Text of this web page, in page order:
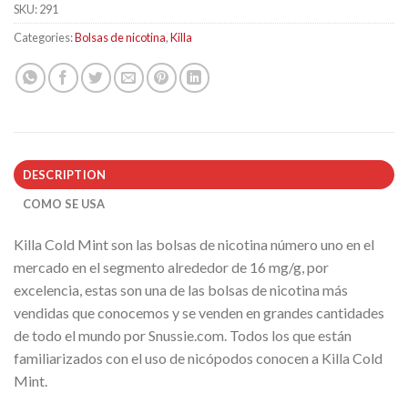
SKU:291
Categories:Bolsas de nicotina,Killa
DESCRIPTION
COMO SE USA
Killa Cold Mint son las bolsas de nicotina número uno en el
mercado en el segmento alrededor de 16 mg/g, por
excelencia, estas son una de las bolsas de nicotina más
vendidas que conocemos y se venden en grandes cantidades
de todo el mundo por Snussie.com. Todos los que están
familiarizados con el uso de nicópodos conocen a Killa Cold
Mint.